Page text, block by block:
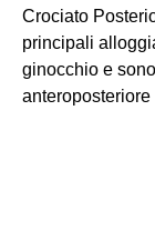
Crociato
principali
ginocchio e